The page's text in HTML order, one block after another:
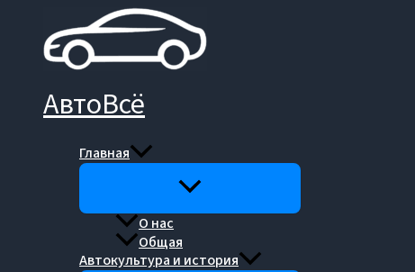
содержимому
АвтоВсё
Главная
О нас
Общая
Автокультура и история